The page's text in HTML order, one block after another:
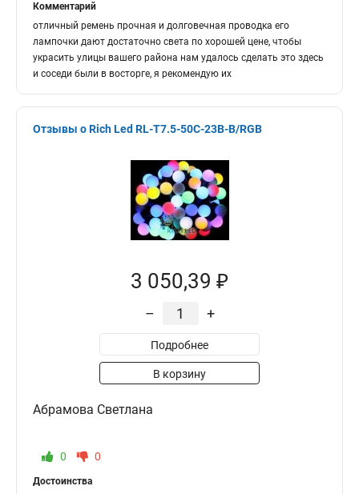
Комментарий
отличный ремень прочная и долговечная проводка его
лампочки дают достаточно света по хорошей цене, чтобы
украсить улицы вашего района нам удалось сделать это здесь
и соседи были в восторге, я рекомендую их
Отзывы о Rich Led RL-T7.5-50C-23B-B/RGB
3 050,39 ₽
– +
Подробнее
В корзину
Абрамова Светлана
0 0
Достоинства